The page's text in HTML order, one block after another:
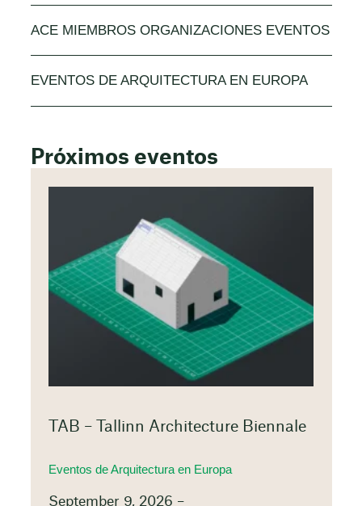
ACE MIEMBROS ORGANIZACIONES EVENTOS
EVENTOS DE ARQUITECTURA EN EUROPA
Próximos eventos
TAB – Tallinn Architecture Biennale
Eventos de Arquitectura en Europa
September 9, 2026 –